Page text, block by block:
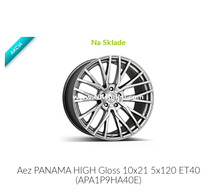
AKCIA Na Sklade
Aez PANAMA HIGH Gloss 10x21 5x120 ET40
(APA1P9HA40E)